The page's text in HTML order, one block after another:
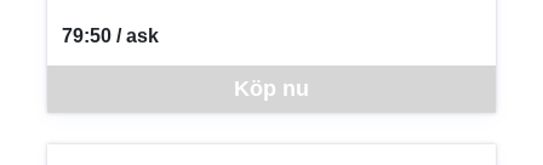
Köp nu
79:50 / ask
SEK per ASK